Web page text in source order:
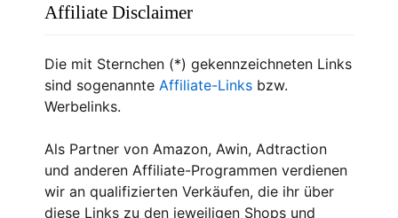
Affiliate Disclaimer
Die mit Sternchen (*) gekennzeichneten Links
sind sogenannte Affiliate-Links bzw.
Werbelinks.
Als Partner von Amazon, Awin, Adtraction
und anderen Affiliate-Programmen verdienen
wir an qualifizierten Verkäufen, die ihr über
diese Links zu den jeweiligen Shops und